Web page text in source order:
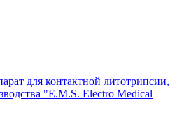
для контактной литотрипсии,
"E.M.S. Electro Medical